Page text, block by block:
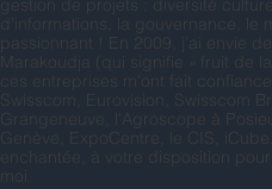
gestion de projets : diversité
d’informations, la gouvernance, le
passionnant ! En 2009, j’ai envie
Marakoudja (qui signifie « fruit de
ces entreprises m'ont fait
Swisscom, Eurovision, Swisscom
Grangeneuve, l'Agroscope à
Genève, ExpoCentre, le CIS,
enchantée, à votre disposition
moi.